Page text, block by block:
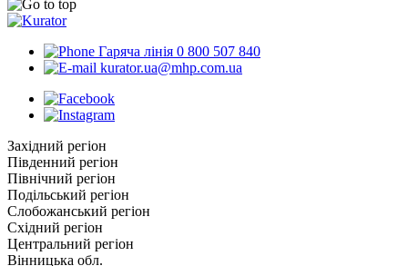
Гаряча лінія 0 800 507 840
kurator.ua@mhp.com.ua
Західний регіон
Південний регіон
Північний регіон
Подільський регіон
Слобожанський регіон
Східний регіон
Центральний регіон
Вінницька обл.